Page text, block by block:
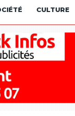
CULTURE